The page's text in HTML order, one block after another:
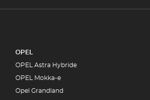
OPEL
OPEL Astra Hybride
OPEL Mokka-e
Opel Grandland